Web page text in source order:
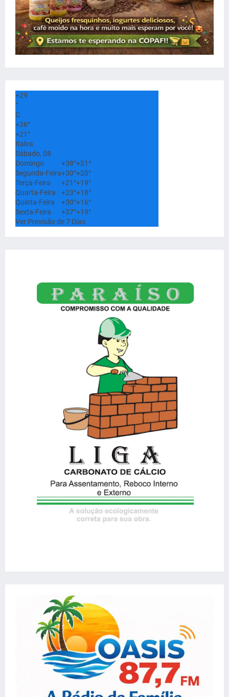
+29
°
C
+36°
+21°
Italva
Sábado, 08
Domingo
+38°+21°
Segunda-Feira+30°+20°
Terça-Feira
+21°+19°
Quarta-Feira
+23°+18°
Quinta-Feira
+30°+16°
Sexta-Feira
+37°+19°
Ver Previsão de 7 Dias